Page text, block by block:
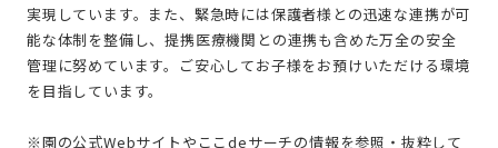
実現しています。また、緊急時には保護者様との迅速な連携が可
能な体制を整備し、提携医療機関との連携も含めた万全の安全
管理に努めています。ご安心してお子様をお預けいただける環境
を目指しています。
※園の公式Webサイトやここdeサーチの情報を参照・抜粋して